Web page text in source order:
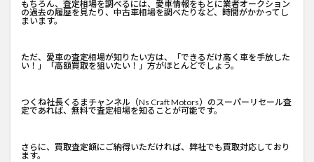
もちろん、査定相場を調べるには、愛車情報をもとに業者オークション
の過去の履歴を見たり、中古車相場を調べたりなど、時間がかかってし
まいます。
ただ、愛車の査定相場が知りたい方は、「できるだけ高く車を手放した
い！」「高額買取を狙いたい！」方がほとんどでしょう。
つくね社長くるまチャンネル （Ns Craft Motors）のスーパーリセール査
定であれば、無料で査定相場を知ることが可能です。
さらに、買取査定額にご納得いただければ、弊社でも買取対応しており
ます。